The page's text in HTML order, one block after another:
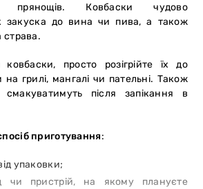
прянощів. Ковбаски чудово
закуска до вина чи пива, а також
страва.
просто розігрійте їх до
грилі, мангалі чи пательні. Також
після запікання в
приготування:
упаковки;
чи пристрій, на якому плануєте